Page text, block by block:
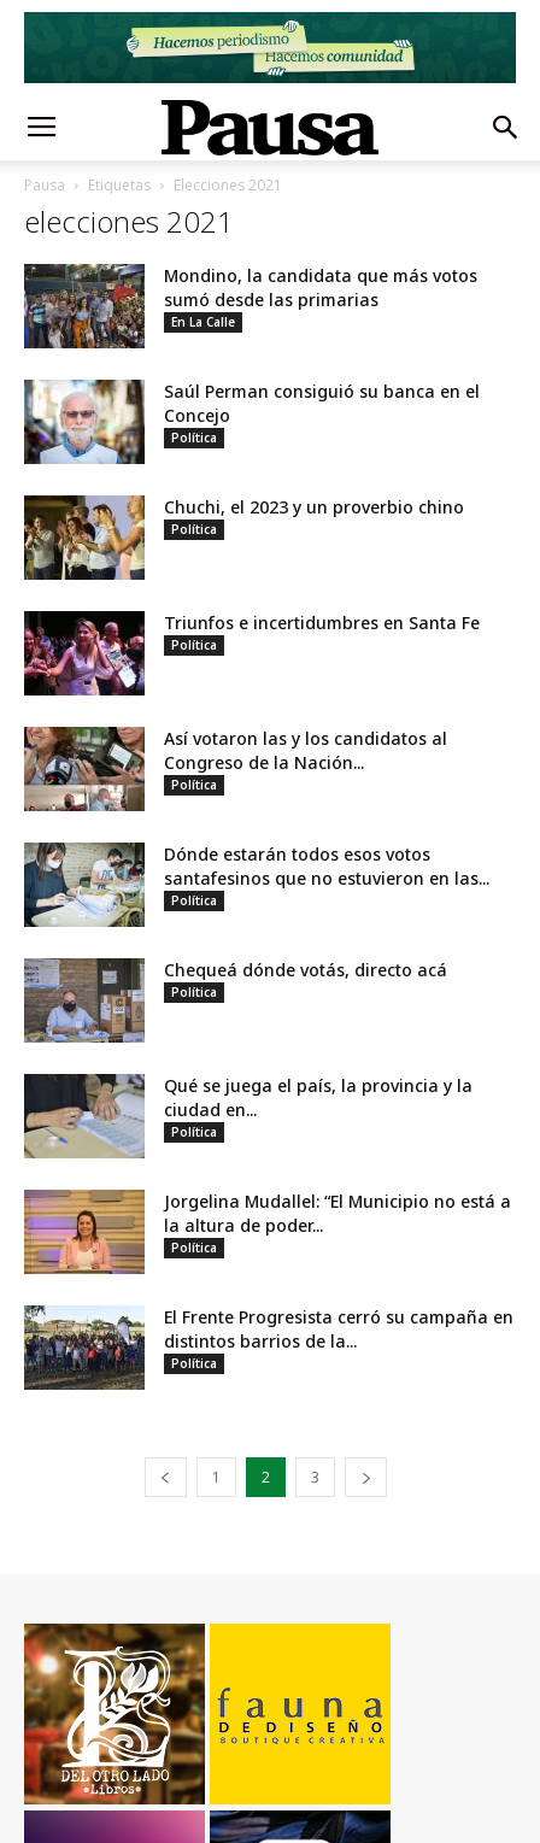
Pausa Etiquetas Elecciones 2021
elecciones 2021
Mondino, la candidata que más votos
sumó desde las primarias
En La Calle
Saúl Perman consiguió su banca en el
Concejo
Política
Chuchi, el 2023 y un proverbio chino
Política
Triunfos e incertidumbres en Santa Fe
Política
Así votaron las y los candidatos al
Congreso de la Nación...
Política
Dónde estarán todos esos votos
santafesinos que no estuvieron en las...
Política
Chequeá dónde votás, directo acá
Política
Qué se juega el país, la provincia y la
ciudad en...
Política
Jorgelina Mudallel: “El Municipio no está a
la altura de poder...
Política
El Frente Progresista cerró su campaña en
distintos barrios de la...
Política
1 2 3